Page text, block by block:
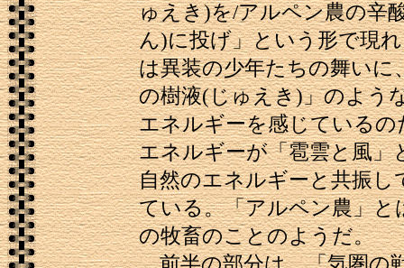
ゅえき)を/アルペン農の辛
ん)に投げ」という形で現
は異装の少年たちの舞いに
の樹液(じゅえき)」のよう
エネルギーを感じているの
エネルギーが「雹雲と風」
自然のエネルギーと共振し
ている。「アルペン農」と
の牧畜のことのようだ。